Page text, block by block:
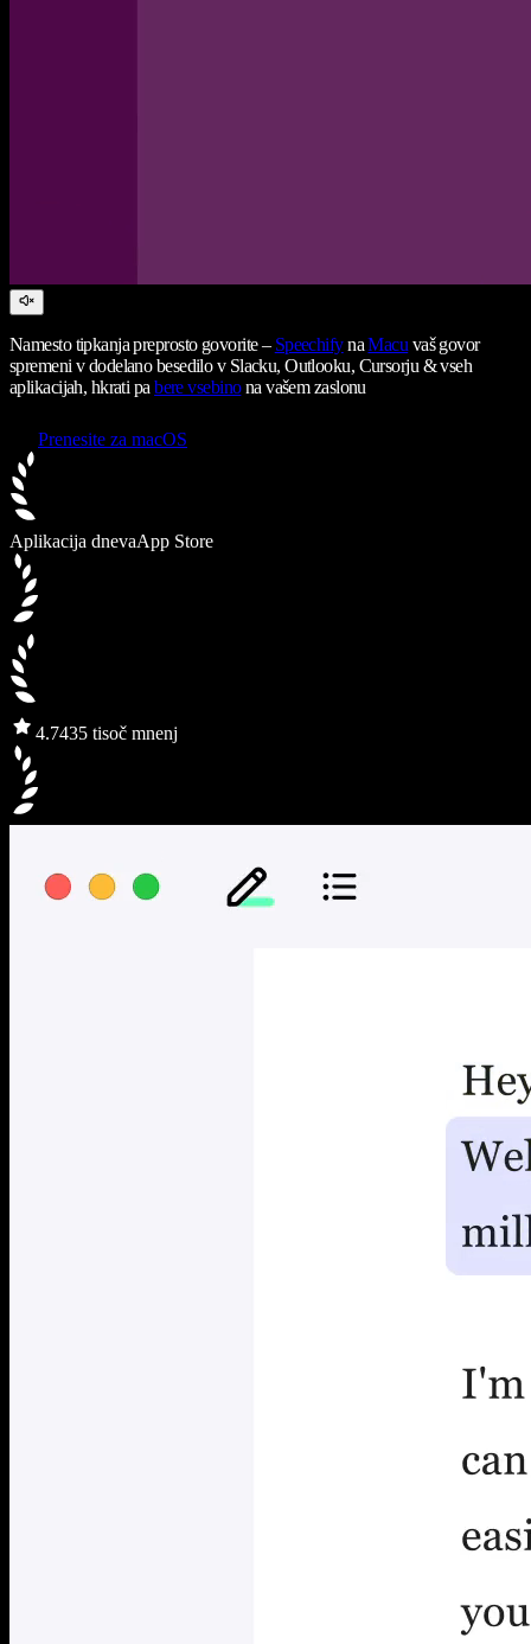
Namesto tipkanja preprosto govorite – SpeechifynaMacu vaš govor
spremeni v dodelano besedilo v Slacku, Outlooku, Cursorju & vseh
aplikacijah, hkrati pabere vsebinona vašem zaslonu
Prenesite za macOS
Aplikacija dnevaApp Store
4.7435 tisoč mnenj